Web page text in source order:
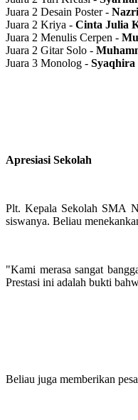
Juara 2 Desain Poster -
Juara 2 Kriya - Cinta Julia
Juara 2 Menulis Cerpen -
Juara 2 Gitar Solo -
Juara 3 Monolog - Syaqhira
Apresiasi Sekolah
Plt. Kepala Sekolah SMA
siswanya. Beliau
"Kami merasa sangat
Prestasi ini adalah bukti
Beliau juga memberikan